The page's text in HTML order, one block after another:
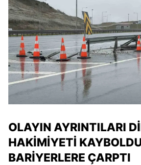
OLAYIN AYRINTILARI
HAKIMIYETI
BARIYERLERE ÇARPTI